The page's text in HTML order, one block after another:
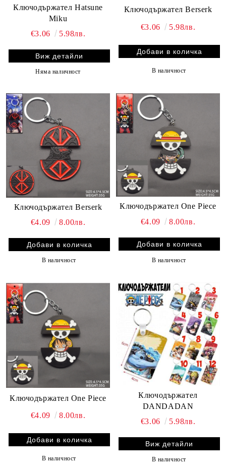
Ключодържател Hatsune
Miku
€3.06
5.98лв.
Виж детайли
Няма наличност
Ключодържател Berserk
€3.06 5.98лв.
В наличност
Ключодържател Berserk
€4.09
8.00лв.
В наличност
Ключодържател One Piece
€4.09
8.00лв.
В наличност
Ключодържател One Piece
€4.09 8.00лв.
В наличност
Ключодържател
DANDADAN
€3.06
5.98лв.
Виж детайли
В наличност